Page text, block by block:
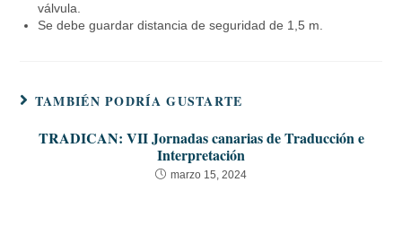
válvula.
Se debe guardar distancia de seguridad de 1,5 m.
TAMBIÉN PODRÍA GUSTARTE
TRADICAN: VII Jornadas canarias de Traducción e
Interpretación
marzo 15, 2024